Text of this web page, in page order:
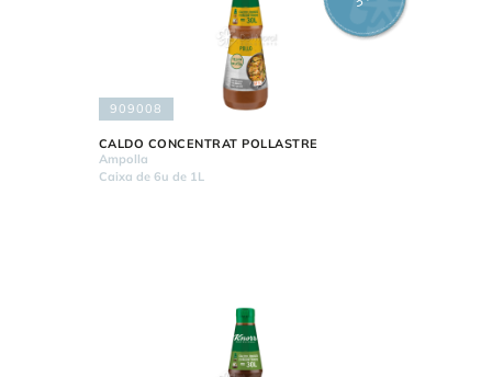
909008
CALDO CONCENTRAT POLLASTRE
Ampolla
Caixa de 6u de 1L